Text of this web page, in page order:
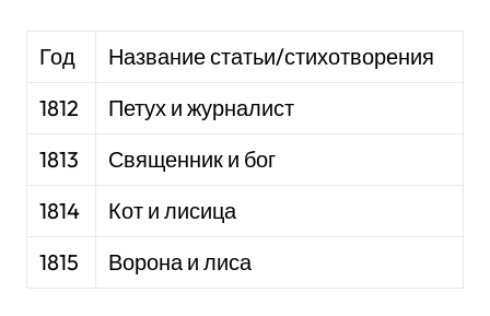
Год
Название статьи/стихотворения
1812
Петух и журналист
1813
Священник и бог
1814
Кот и лисица
1815
Ворона и лиса